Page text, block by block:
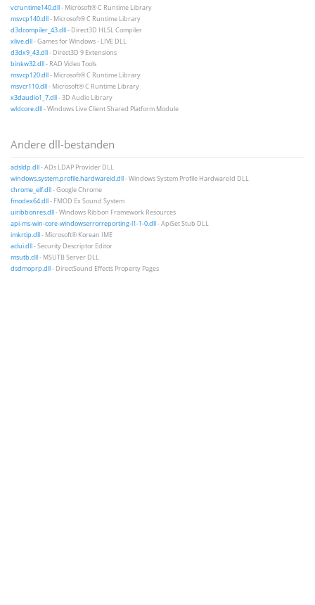
vcruntime140.dll- Microsoft® C Runtime Library
msvcp140.dll- Microsoft® C Runtime Library
d3dcompiler_43.dll- Direct3D HLSL Compiler
xlive.dll- Games for Windows - LIVE DLL
d3dx9_43.dll- Direct3D 9 Extensions
binkw32.dll- RAD Video Tools
msvcp120.dll- Microsoft® C Runtime Library
msvcr110.dll- Microsoft® C Runtime Library
x3daudio1_7.dll- 3D Audio Library
wldcore.dll- Windows Live Client Shared Platform Module
Andere dll-bestanden
adsldp.dll- ADs LDAP Provider DLL
windows.system.profile.hardwareid.dll- Windows System Profile HardwareId DLL
chrome_elf.dll- Google Chrome
fmodex64.dll- FMOD Ex Sound System
uiribbonres.dll- Windows Ribbon Framework Resources
api-ms-win-core-windowserrorreporting-l1-1-0.dll- ApiSet Stub DLL
imkrtip.dll- Microsoft® Korean IME
aclui.dll- Security Descriptor Editor
msutb.dll- MSUTB Server DLL
dsdmoprp.dll- DirectSound Effects Property Pages